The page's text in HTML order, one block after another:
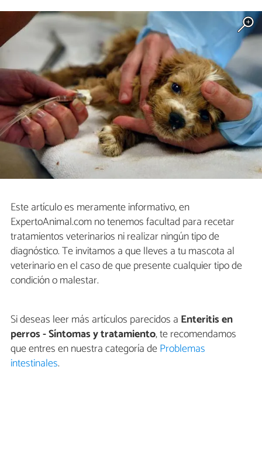
Este artículo es meramente informativo, en
ExpertoAnimal.com no tenemos facultad para recetar
tratamientos veterinarios ni realizar ningún tipo de
diagnóstico. Te invitamos a que lleves a tu mascota al
veterinario en el caso de que presente cualquier tipo de
condición o malestar.
Si deseas leer más artículos parecidos a Enteritis en
perros - Síntomas y tratamiento, te recomendamos
que entres en nuestra categoría deProblemas
intestinales.